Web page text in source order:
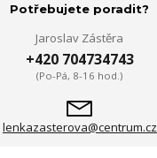
Potřebujete poradit?
Jaroslav Zástěra
+420 704734743
(Po-Pá, 8-16 hod.)
lenkazasterova@centrum.cz